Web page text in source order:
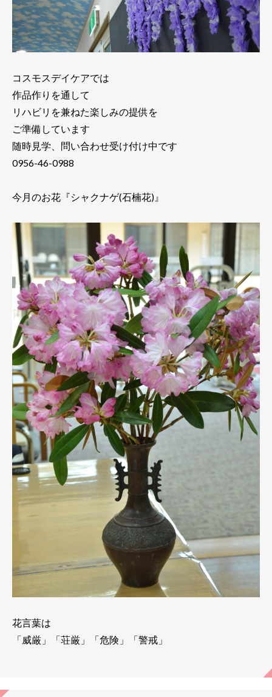
コスモスデイケアでは
作品作りを通して
リハビリを兼ねた楽しみの提供を
ご準備しています
随時見学、問い合わせ受け付け中です
0956-46-0988
今月のお花『シャクナゲ(石楠花)』
花言葉は
「威厳」「荘厳」「危険」「警戒」